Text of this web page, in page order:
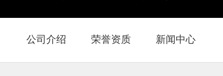
公司介绍 荣誉资质 新闻中心